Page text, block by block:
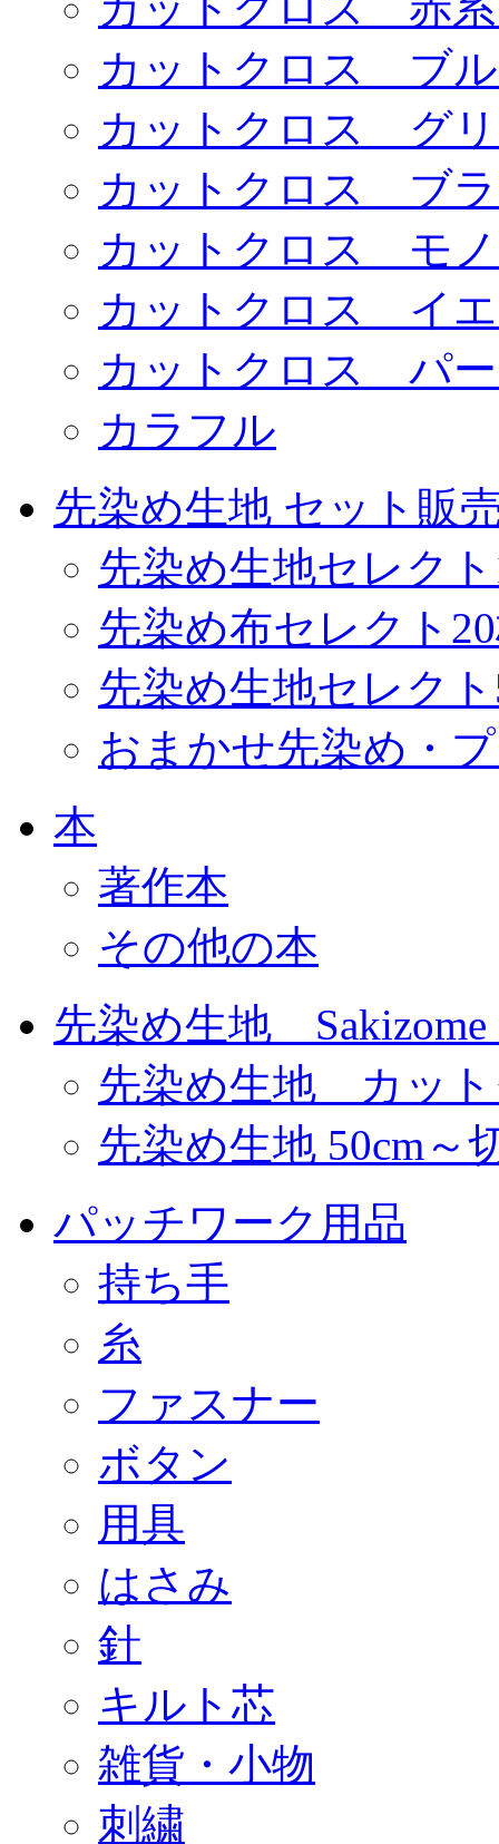
カットクロス ブ
カットクロス グ
カットクロス ブ
カットクロス モ
カットクロス イ
カットクロス パ
カラフル
先染め生地 セット販
先染め生地セレク
先染め布セレクト
先染め生地セレク
おまかせ先染め・
本
著作本
その他の本
先染め生地 Sakizome
先染め生地 カット
先染め生地 50cm～
パッチワーク用品
持ち手
糸
ファスナー
ボタン
用具
はさみ
針
キルト芯
雑貨・小物
刺繍